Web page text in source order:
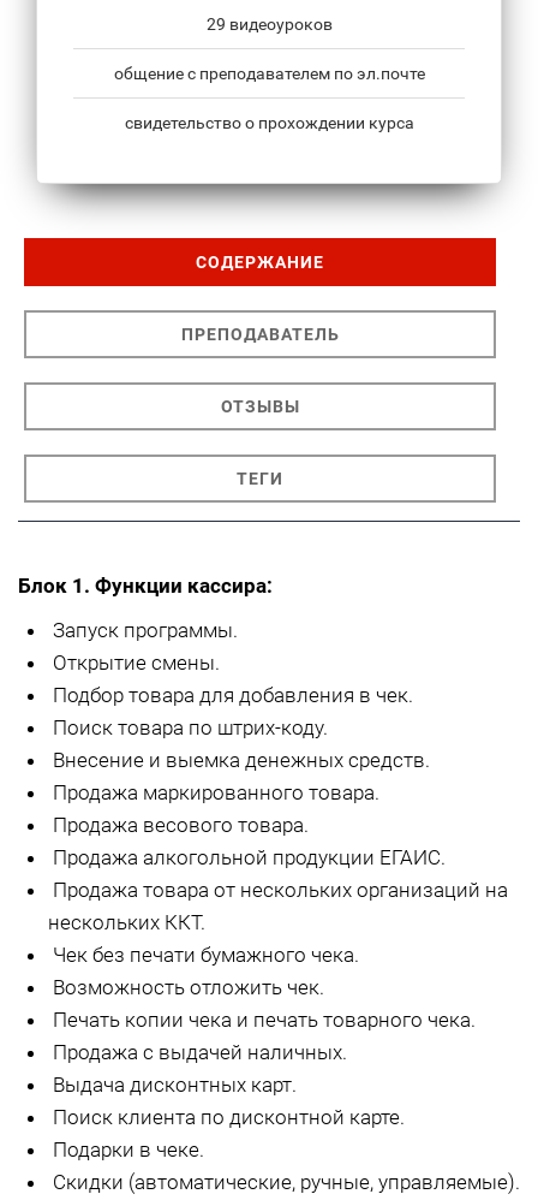
29 видеоуроков
общение с преподавателем по эл.почте
свидетельство о прохождении курса
СОДЕРЖАНИЕ
ПРЕПОДАВАТЕЛЬ
ОТЗЫВЫ
ТЕГИ
Блок 1. Функции кассира:
Запуск программы.
Открытие смены.
Подбор товара для добавления в чек.
Поиск товара по штрих-коду.
Внесение и выемка денежных средств.
Продажа маркированного товара.
Продажа весового товара.
Продажа алкогольной продукции ЕГАИС.
Продажа товара от нескольких организаций на
нескольких ККТ.
Чек без печати бумажного чека.
Возможность отложить чек.
Печать копии чека и печать товарного чека.
Продажа с выдачей наличных.
Выдача дисконтных карт.
Поиск клиента по дисконтной карте.
Подарки в чеке.
Скидки (автоматические, ручные, управляемые).